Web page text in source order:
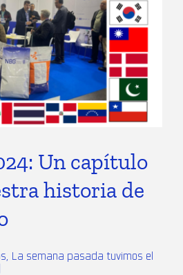
Un capítulo
historia de
La semana pasada tuvimos el